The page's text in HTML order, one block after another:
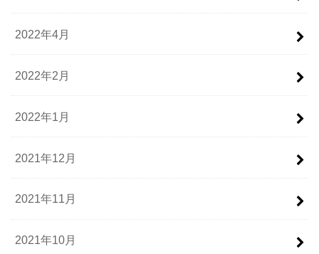
2022年4月
2022年2月
2022年1月
2021年12月
2021年11月
2021年10月